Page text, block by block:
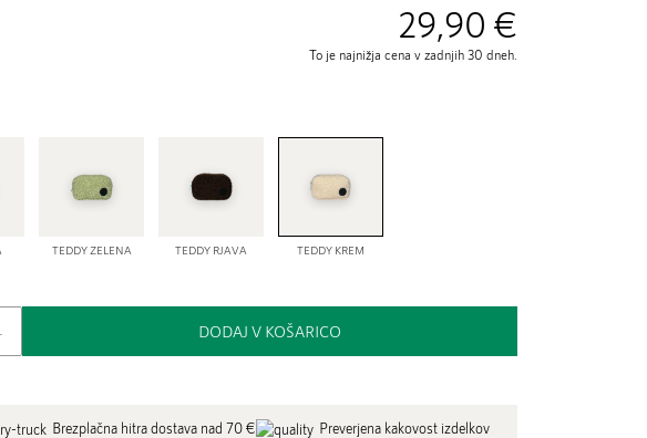
29,90 €
To je najnižja cena v zadnjih 30 dneh.
TEDDY ZELENA TEDDY RJAVA TEDDY KREM
DODAJ V KOŠARICO
Brezplačna hitra dostava nad 70 € Preverjena kakovost izdelkov